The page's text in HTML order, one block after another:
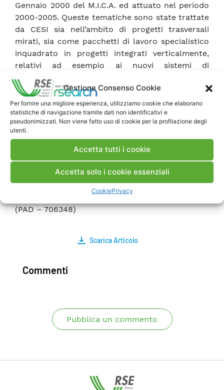
Gestione Consenso Cookie
Per fornire una migliore esperienza, utilizziamo cookie che elaborano
statistiche di navigazione tramite dati non identificativi e
pseudonimizzati. Non viene fatto uso di cookie per la profilazione degli
utenti.
Accetta tutti i cookie
Accetta solo i cookie essenziali
CookiePrivacy
Gennaio 2000 del M.I.C.A. ed attuato nel periodo
2000-2005. Queste tematiche sono state trattate
da CESI sia nell’ambito di progetti trasversali
mirati, sia come pacchetti di lavoro specialistico
inquadrato in progetti integrati verticalmente,
relativi ad esempio ai nuovi sistemi di
generazione o alle problematiche emergenti
della rete elettrica. L’articolo fornisce un quadro
sintetico dei risultati ottenuti su alcune delle
principali tematiche di sicurezza, affidabilità e
gestione del ciclo di vita affrontate in ambito
RdS, nonché le informazioni per accedere
liberamente alla documentazione tecnica
prodotta in tale ambito.
Ambrogi@cesi.it;Bregani@cesi.it;
Demichelis@cesi.it; tel. 02 21254797 PUBBLICATO
A5035518 (PAD – 683684)PUBBLICATO A5035522
(PAD – 706348)
Scarica Articolo
Commenti
Pubblica un commento